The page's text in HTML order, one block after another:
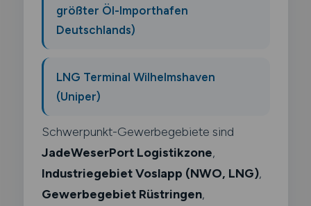
größter Öl-Importhafen
Deutschlands)
LNG Terminal Wilhelmshaven
(Uniper)
Schwerpunkt-Gewerbegebiete sind
JadeWeserPort Logistikzone,
Industriegebiet Voslapp (NWO, LNG),
Gewerbegebiet Rüstringen,